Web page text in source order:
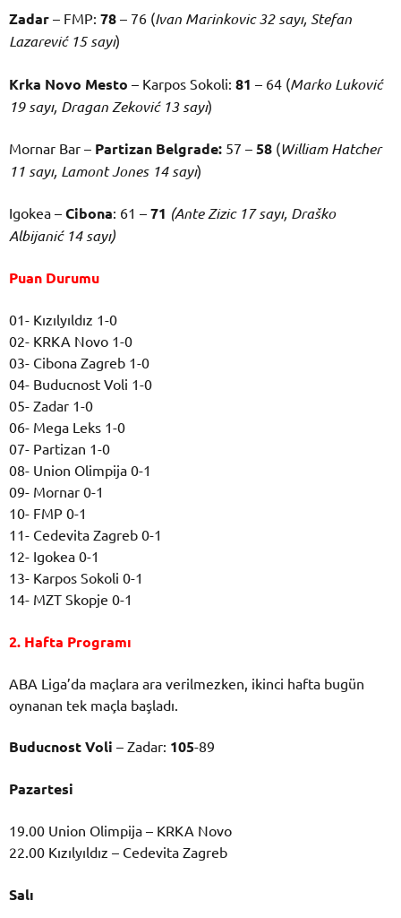
Zadar – FMP: 78 – 76 (Ivan Marinkovic 32 sayı, Stefan
Lazarević 15 sayı)
Krka Novo Mesto – Karpos Sokoli: 81 – 64 (Marko Luković
19 sayı, Dragan Zeković 13 sayı)
Mornar Bar – Partizan Belgrade: 57 – 58 (William Hatcher
11 sayı, Lamont Jones 14 sayı)
Igokea – Cibona: 61 – 71 (Ante Zizic 17 sayı, Draško
Albijanić 14 sayı)
Puan Durumu
01- Kızılyıldız 1-0
02- KRKA Novo 1-0
03- Cibona Zagreb 1-0
04- Buducnost Voli 1-0
05- Zadar 1-0
06- Mega Leks 1-0
07- Partizan 1-0
08- Union Olimpija 0-1
09- Mornar 0-1
10- FMP 0-1
11- Cedevita Zagreb 0-1
12- Igokea 0-1
13- Karpos Sokoli 0-1
14- MZT Skopje 0-1
2. Hafta Programı
ABA Liga’da maçlara ara verilmezken, ikinci hafta bugün
oynanan tek maçla başladı.
Buducnost Voli – Zadar: 105-89
Pazartesi
19.00 Union Olimpija – KRKA Novo
22.00 Kızılyıldız – Cedevita Zagreb
Salı